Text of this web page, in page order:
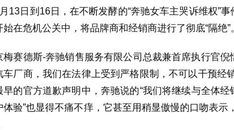
13日到16日，在不断发酵的“奔驰女车主哭诉维权”
始在危机公关中，将品牌商和经销商进行了彻底“隔绝”
梅赛德斯-奔驰销售服务有限公司总裁兼首席执行官
车厂商，我们在法律上受到严格限制，不可以干预经
早的官方道歉声明中，奔驰说的“我们将继续与全体
体验”也显得不痛不痒，它甚至用稍显傲慢的口吻表示